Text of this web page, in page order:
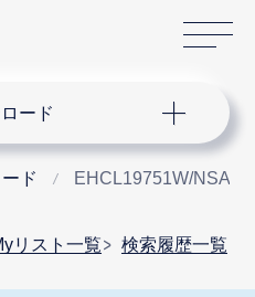
ード
ド EHCL19751W/
リスト一覧 検索履歴一覧